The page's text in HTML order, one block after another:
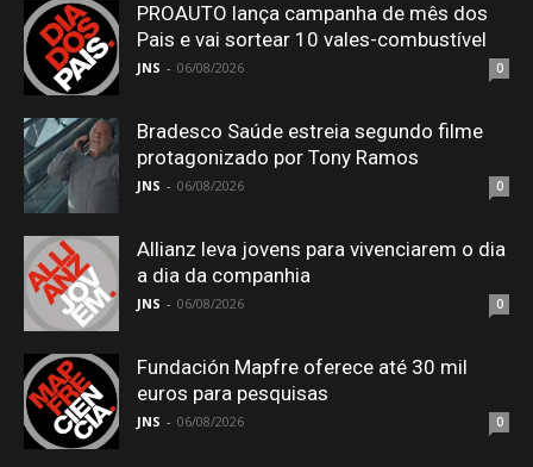
PROAUTO lança campanha de mês dos
Pais e vai sortear 10 vales-combustível
JNS - 06/08/2026 0
Bradesco Saúde estreia segundo filme
protagonizado por Tony Ramos
JNS - 06/08/2026 0
Allianz leva jovens para vivenciarem o dia
a dia da companhia
JNS - 06/08/2026 0
Fundación Mapfre oferece até 30 mil
euros para pesquisas
JNS - 06/08/2026 0